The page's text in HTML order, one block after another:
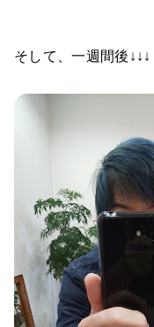
そして、一週間後↓↓↓